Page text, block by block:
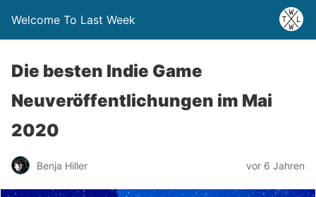
Welcome To Last Week
Die besten Indie Game
Neuveröffentlichungen im Mai
2020
Benja Hiller vor 6 Jahren